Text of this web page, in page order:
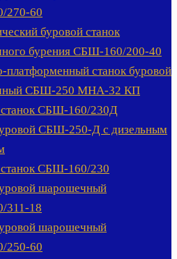
270-60
буровой станок
бурения СБШ-160/200-40
платформенный станок буровой
СБШ-250 МНА-32 КП
СБШ-160/230Д
СБШ-250-Д с дизельным
СБШ-160/230
шарошечный
18
шарошечный
250-60